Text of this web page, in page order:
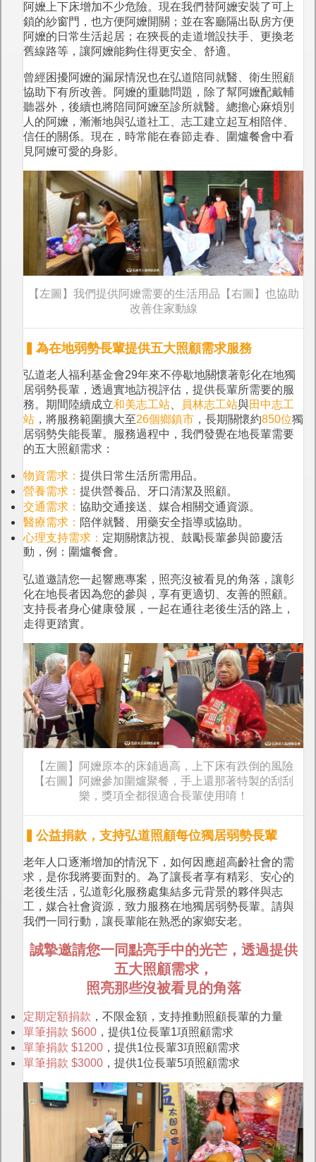
阿嬤上下床增加不少危險。現在我們替阿嬤安裝了可上
鎖的紗窗門，也方便阿嬤開關；並在客廳隔出臥房方便
阿嬤的日常生活起居；在狹長的走道增設扶手、更換老
舊線路等，讓阿嬤能夠住得更安全、舒適。
曾經困擾阿嬤的漏尿情況也在弘道陪同就醫、衛生照顧
協助下有所改善。阿嬤的重聽問題，除了幫阿嬤配戴輔
聽器外，後續也將陪同阿嬤至診所就醫。總擔心麻煩別
人的阿嬤，漸漸地與弘道社工、志工建立起互相陪伴、
信任的關係。現在，時常能在春節走春、圍爐餐會中看
見阿嬤可愛的身影。
【左圖】我們提供阿嬤需要的生活用品【右圖】也協助
改善住家動線
▍為在地弱勢長輩提供五大照顧需求服務
弘道老人福利基金會29年來不停歇地關懷著彰化在地獨
居弱勢長輩，透過實地訪視評估，提供長輩所需要的服
務。期間陸續成立和美志工站 員林志工站與田中志工
站 ，將服務範圍擴大至26個鄉鎮市 ，長期關懷約850位獨
居弱勢失能長輩。服務過程中，我們發覺在地長輩需要
的五大照顧需求：
物資需求： 提供日常生活所需用品。
營養需求： 提供營養品、牙口清潔及照顧。
交通需求： 協助交通接送、媒合相關交通資源。
醫療需求： 陪伴就醫、用藥安全指導或協助。
心理支持需求： 定期關懷訪視、鼓勵長輩參與節慶活
動，例：圍爐餐會。
弘道邀請您一起響應專案，照亮沒被看見的角落，讓彰
化在地長者因為您的參與，享有更適切、友善的照顧。
支持長者身心健康發展，一起在通往老後生活的路上，
走得更踏實。
【左圖】阿嬤原本的床鋪過高，上下床有跌倒的風險
【右圖】阿嬤參加圍爐聚餐，手上還那著特製的刮刮
樂，獎項全都很適合長輩使用唷！
▍公益捐款，支持弘道照顧每位獨居弱勢長輩
老年人口逐漸增加的情況下，如何因應超高齡社會的需
求，是你我將要面對的。為了讓長者享有精彩、安心的
老後生活，弘道彰化服務處集結多元背景的夥伴與志
工，媒合社會資源，致力服務在地獨居弱勢長輩。請與
我們一同行動，讓長輩能在熟悉的家鄉安老。
誠摯邀請您一同點亮手中的光芒，透過提供
五大照顧需求，
照亮那些沒被看見的角落
定期定額捐款 ，不限金額，支持推動照顧長輩的力量
單筆捐款 $600 ，提供1位長輩1項照顧需求
單筆捐款 $1200 ，提供1位長輩3項照顧需求
單筆捐款 $3000 ，提供1位長輩5項照顧需求